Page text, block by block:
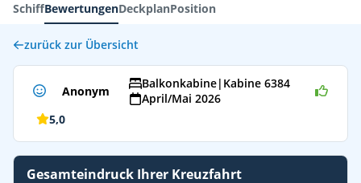
SchiffBewertungenDeckplanPosition
zurück zur Übersicht
Anonym Balkonkabine| Kabine 6384
April/Mai 2026
5,0
Gesamteindruck Ihrer Kreuzfahrt